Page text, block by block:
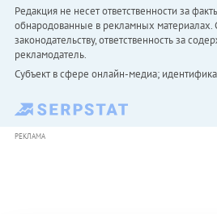
Редакция не несет ответственности за
обнародованные в рекламных материалах.
законодательству, ответственность за
рекламодатель.
Субъект в сфере онлайн-медиа;
РЕКЛАМА